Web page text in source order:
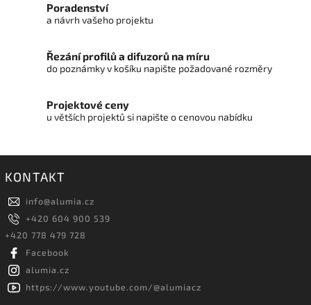
Poradenství
a návrh vašeho projektu
Řezání profilů a difuzorů na míru
do poznámky v košíku napište požadované rozměry
Projektové ceny
u větších projektů si napište o cenovou nabídku
KONTAKT
info@alumia.cz
+420 604 900 539
+420 778 479 728
Facebook
alumia.cz
https://www.youtube.com/@alumiacz